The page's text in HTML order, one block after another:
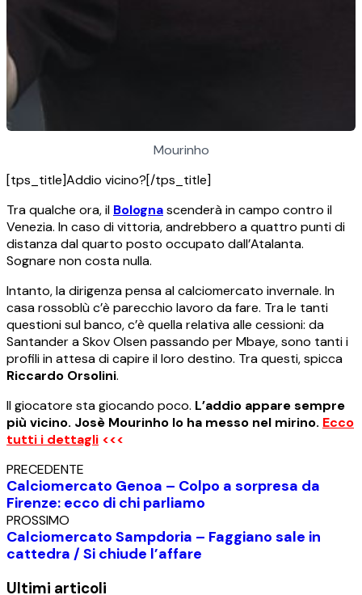
Mourinho
[tps_title]Addio vicino?[/tps_title]
Tra qualche ora, il Bolognascenderà in campo contro il
Venezia. In caso di vittoria, andrebbero a quattro punti di
distanza dal quarto posto occupato dall’Atalanta.
Sognare non costa nulla.
Intanto, la dirigenza pensa al calciomercato invernale. In
casa rossoblù c’è parecchio lavoro da fare. Tra le tanti
questioni sul banco, c’è quella relativa alle cessioni: da
Santander a Skov Olsen passando per Mbaye, sono tanti i
profili in attesa di capire il loro destino. Tra questi, spicca
Riccardo Orsolini.
Il giocatore sta giocando poco. L’addio appare sempre
più vicino. Josè Mourinho lo ha messo nel mirino. Ecco
tutti i dettagli <<<
PRECEDENTE
Calciomercato Genoa – Colpo a sorpresa da
Firenze: ecco di chi parliamo
PROSSIMO
Calciomercato Sampdoria – Faggiano sale in
cattedra / Si chiude l’affare
Ultimi articoli